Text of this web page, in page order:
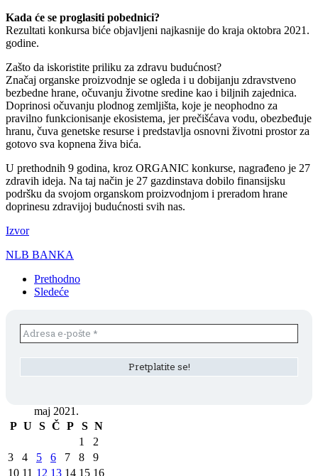
Kada će se proglasiti pobednici?
Rezultati konkursa biće objavljeni najkasnije do kraja oktobra 2021.
godine.
Zašto da iskoristite priliku za zdravu budućnost?
Značaj organske proizvodnje se ogleda i u dobijanju zdravstveno
bezbedne hrane, očuvanju životne sredine kao i biljnih zajednica.
Doprinosi očuvanju plodnog zemljišta, koje je neophodno za
pravilno funkcionisanje ekosistema, jer prečišćava vodu, obezbeđuje
hranu, čuva genetske resurse i predstavlja osnovni životni prostor za
gotovo sva kopnena živa bića.
U prethodnih 9 godina, kroz ORGANIC konkurse, nagrađeno je 27
zdravih ideja. Na taj način je 27 gazdinstava dobilo finansijsku
podršku da svojom organskom proizvodnjom i preradom hrane
doprinesu zdravijoj budućnosti svih nas.
Izvor
NLB BANKA
Prethodno
Sledeće
maj 2021.
P U S Č P S N
1
2
3
4 5 6 7 8
9
10 11 12 13 14 15 16